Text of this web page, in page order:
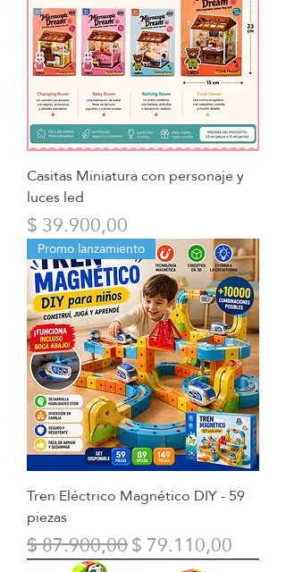
Casitas Miniatura con personaje y
luces led
Precio
$ 39.900,00
Promo lanzamiento
Tren Eléctrico Magnético DIY - 59
piezas
Precio
$ 87.900,00Precio de oferta
$ 79.110,00